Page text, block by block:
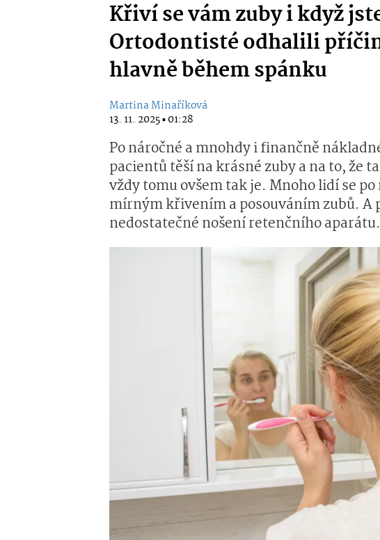
Křiví se vám zuby i když
Ortodontisté odhalili
hlavně během spánku
Martina Minaříková
13. 11. 2025 ▪ 01:28
Po náročné a mnohdy i finančně
pacientů těší na krásné zuby a na to, že
vždy tomu ovšem tak je. Mnoho lidí se
mírným křivením a posouváním zubů.
nedostatečné nošení retenčního aparátu.